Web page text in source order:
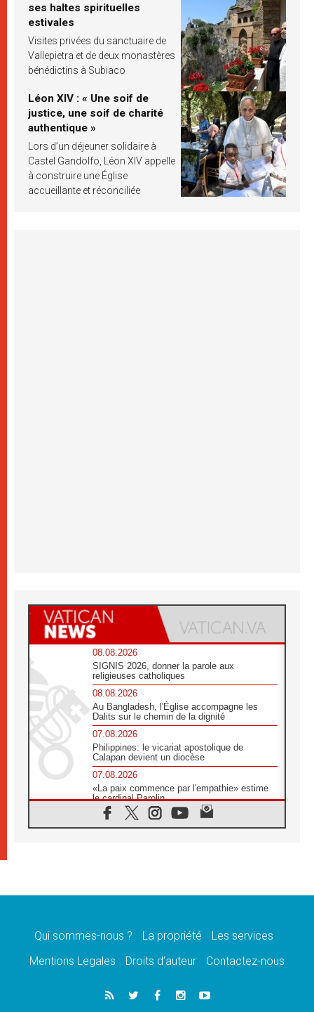
ses haltes spirituelles
estivales
Visites privées du sanctuaire de
Vallepietra et de deux monastères
bénédictins à Subiaco
Léon XIV : « Une soif de
justice, une soif de charité
authentique »
Lors d’un déjeuner solidaire à
Castel Gandolfo, Léon XIV appelle
à construire une Église
accueillante et réconciliée
08.08.2026
SIGNIS 2026, donner la parole aux
religieuses catholiques
08.08.2026
Au Bangladesh, l'Église accompagne les
Dalits sur le chemin de la dignité
07.08.2026
Philippines: le vicariat apostolique de
Calapan devient un diocèse
07.08.2026
«La paix commence par l'empathie» estime
le cardinal Parolin
07.08.2026
En Colombie, «la paix ne s'achète pas avec
07.08.2026
07.08.2026
en France
Cardinal Rossi: «La venue du Pape Léon en
Argentine est un hommage à François»
Qui sommes-nous ? La propriété
Les services
Mentions Legales
Droits d’auteur Contactez-nous